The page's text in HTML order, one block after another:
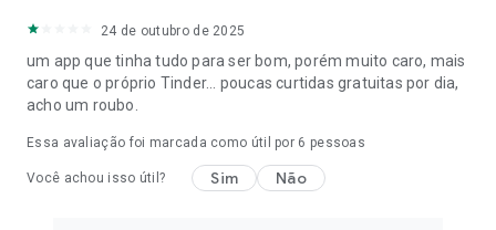
24 de outubro de 2025
um app que tinha tudo para ser bom, porém muito caro, mais
caro que o próprio Tinder... poucas curtidas gratuitas por dia,
acho um roubo.
Essa avaliação foi marcada como útil por 6 pessoas
Você achou isso útil? Sim Não